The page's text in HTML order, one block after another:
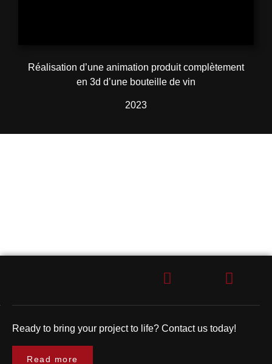
Réalisation d’une animation produit complètement
en 3d d’une bouteille de vin
2023
Ready to bring your project to life? Contact us today!
Read more